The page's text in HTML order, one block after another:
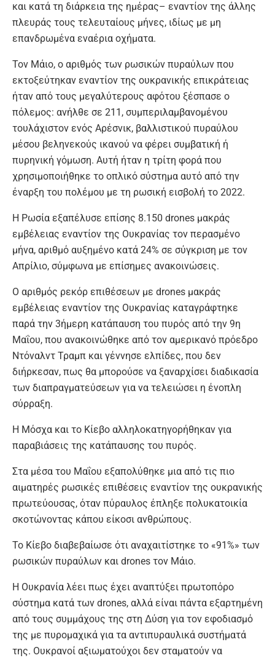
και κατά τη διάρκεια της ημέρας– εναντίον της άλλης
πλευράς τους τελευταίους μήνες, ιδίως με μη
επανδρωμένα εναέρια οχήματα.
Τον Μάιο, ο αριθμός των ρωσικών πυραύλων που
εκτοξεύτηκαν εναντίον της ουκρανικής επικράτειας
ήταν από τους μεγαλύτερους αφότου ξέσπασε ο
πόλεμος: ανήλθε σε 211, συμπεριλαμβανομένου
τουλάχιστον ενός Αρέσνικ, βαλλιστικού πυραύλου
μέσου βεληνεκούς ικανού να φέρει συμβατική ή
πυρηνική γόμωση. Αυτή ήταν η τρίτη φορά που
χρησιμοποιήθηκε το οπλικό σύστημα αυτό από την
έναρξη του πολέμου με τη ρωσική εισβολή το 2022.
Η Ρωσία εξαπέλυσε επίσης 8.150 drones μακράς
εμβέλειας εναντίον της Ουκρανίας τον περασμένο
μήνα, αριθμό αυξημένο κατά 24% σε σύγκριση με τον
Απρίλιο, σύμφωνα με επίσημες ανακοινώσεις.
Ο αριθμός ρεκόρ επιθέσεων με drones μακράς
εμβέλειας εναντίον της Ουκρανίας καταγράφτηκε
παρά την 3ήμερη κατάπαυση του πυρός από την 9η
Μαΐου, που ανακοινώθηκε από τον αμερικανό πρόεδρο
Ντόναλντ Τραμπ και γέννησε ελπίδες, που δεν
διήρκεσαν, πως θα μπορούσε να ξαναρχίσει διαδικασία
των διαπραγματεύσεων για να τελειώσει η ένοπλη
σύρραξη.
Η Μόσχα και το Κίεβο αλληλοκατηγορήθηκαν για
παραβιάσεις της κατάπαυσης του πυρός.
Στα μέσα του Μαΐου εξαπολύθηκε μια από τις πιο
αιματηρές ρωσικές επιθέσεις εναντίον της ουκρανικής
πρωτεύουσας, όταν πύραυλος έπληξε πολυκατοικία
σκοτώνοντας κάπου είκοσι ανθρώπους.
Το Κίεβο διαβεβαίωσε ότι αναχαιτίστηκε το «91%» των
ρωσικών πυραύλων και drones τον Μάιο.
Η Ουκρανία λέει πως έχει αναπτύξει πρωτοπόρο
σύστημα κατά των drones, αλλά είναι πάντα εξαρτημένη
από τους συμμάχους της στη Δύση για τον εφοδιασμό
της με πυρομαχικά για τα αντιπυραυλικά συστήματά
της. Ουκρανοί αξιωματούχοι δεν σταματούν να